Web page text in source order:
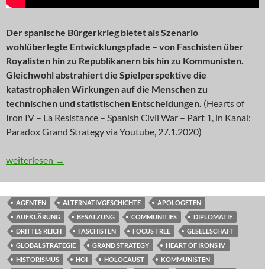
Der spanische Bürgerkrieg bietet als Szenario
wohlüberlegte Entwicklungspfade – von Faschisten über
Royalisten hin zu Republikanern bis hin zu Kommunisten.
Gleichwohl abstrahiert die Spielperspektive die
katastrophalen Wirkungen auf die Menschen zu
technischen und statistischen Entscheidungen. (Hearts of
Iron IV – La Resistance – Spanish Civil War – Part 1, in Kanal:
Paradox Grand Strategy via Youtube, 27.1.2020)
NEWS: Nur der halbe Widerstand
weiterlesen →
AGENTEN ALTERNATIVGESCHICHTE
APOLOGETEN
AUFKLÄRUNG
BESATZUNG COMMUNITIES
DIPLOMATIE
DRITTES REICH
FASCHISTEN FOCUS TREE
GESELLSCHAFT
GLOBALSTRATEGIE
GRAND STRATEGY
HEART OF IRONS IV
HISTORISMUS
HOI HOLOCAUST
KOMMUNISTEN